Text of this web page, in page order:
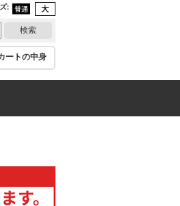
:
ートの中身